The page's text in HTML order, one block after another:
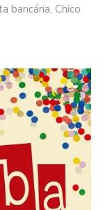
bancária, Chico